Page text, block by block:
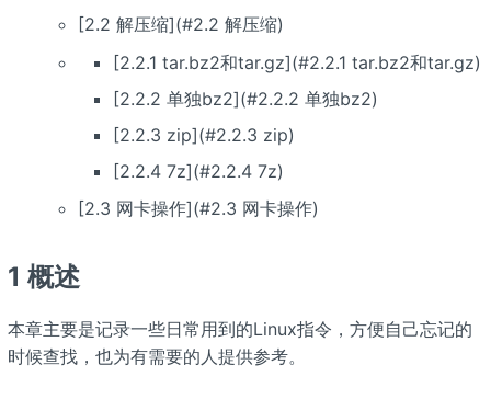
[2.2 解压缩](#2.2 解压缩)
[2.2.1 tar.bz2和tar.gz](#2.2.1 tar.bz2和tar.gz)
[2.2.2 单独bz2](#2.2.2 单独bz2)
[2.2.3 zip](#2.2.3 zip)
[2.2.4 7z](#2.2.4 7z)
[2.3 网卡操作](#2.3 网卡操作)
1 概述
本章主要是记录一些日常用到的Linux指令，方便自己忘记的
时候查找，也为有需要的人提供参考。